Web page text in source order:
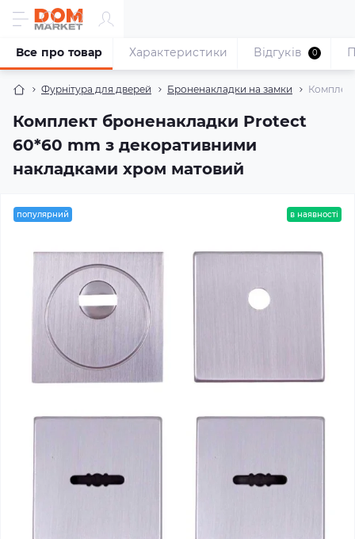
Фурнітура для дверей Броненакладки на замки
Комплект броненакладки Protect
60*60 mm з декоративними
накладками хром матовий
Все про товар Характеристики Відгуків 0
популярний в наявності